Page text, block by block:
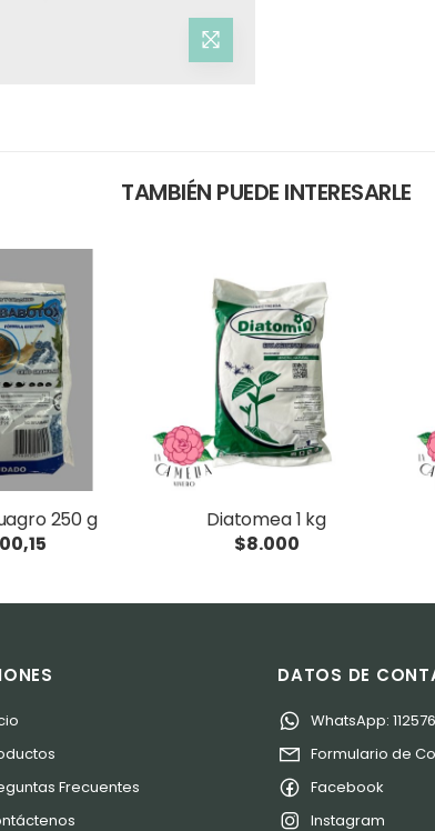
TAMBIÉN PUEDE INTERESARLE
250 g
Diatomea 1 kg
$8.000
Frecuentes
DATOS DE
WhatsApp:
Formulario de
Facebook
Instagram